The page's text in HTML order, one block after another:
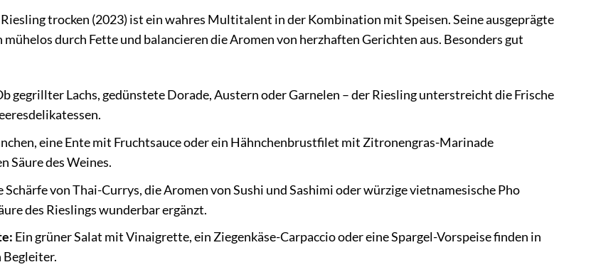
trocken (2023) ist ein wahres Multitalent in der Kombination mit Speisen. Seine ausgeprägte
durch Fette und balancieren die Aromen von herzhaften Gerichten aus. Besonders gut
gegrillter Lachs, gedünstete Dorade, Austern oder Garnelen – der Riesling unterstreicht die Frische
eine Ente mit Fruchtsauce oder ein Hähnchenbrustfilet mit Zitronengras-Marinade
Säure des Weines.
Schärfe von Thai-Currys, die Aromen von Sushi und Sashimi oder würzige vietnamesische Pho
des Rieslings wunderbar ergänzt.
Ein grüner Salat mit Vinaigrette, ein Ziegenkäse-Carpaccio oder eine Spargel-Vorspeise finden in
Begleiter.